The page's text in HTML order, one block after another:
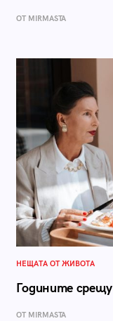
ОТ MIRMASTA
НЕЩАТА ОТ ЖИВОТА
Годините срещу
ОТ MIRMASTA